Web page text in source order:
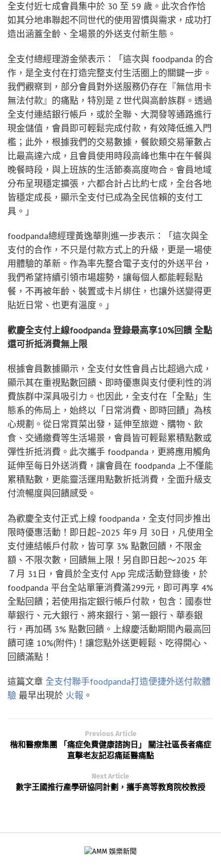
全支付近七成會員集中於 30 至 59 歲。此次合作恰
如其分地串聯起不同世代的使用習慣與需求，成功打
造出涵蓋全齡、全場景的外送支付新生態。
全支付總經理游金榮表示：「這次與 foodpanda 的合
作，是全支付在打造完整支付生活圈上的關鍵一步。
我們觀察到，部分會員對外送服務仍存在『無信用卡
無法付款』的痛點，特別是 Z 世代與高齡族群。透過
全支付連結銀行帳戶，或於全聯、大潤發等通路進行
現金儲值，會員即可輕鬆完成付款，有效降低進入門
檻；此外，根據我們的交易數據，餐飲類交易筆數占
比最高達六成，且會員使用時段高峰也集中在午餐與
晚餐時段，與上班族的生活節奏高度吻合。會員地域
分布呈現穩定擴張，六都合計占比約七成，全台各地
皆穩定成長，顯示全支付已成為全民信賴的支付工
具。」
foodpanda總經理黃逸華則進一步表示：「這次與全
支付的合作，不只是付款方式上的升級，更是一場使
用體驗的革新。作為率先整合電子支付的外送平台，
我們希望持續引領市場趨勢，讓每個人都能輕鬆點
餐，不再被年齡、裝置或卡片綁住，也讓外送變得更
貼近日常、也更有溫度。」
歡慶全支付上線foodpanda 登錄最高享10%回饋 全點
還可折抵消費無上限
根據會員數據顯示，全支付女性會員占比超過六成，
顯示其在重視點數回饋、即時優惠與支付便利性的消
費族群中深具吸引力。也因此，全支付在「全點」生
態系的佈局上，始終以「日常消費、即時回饋」為核
心規劃。從日常買菜出發，延伸至旅遊、購物、飲
食、交通繳費等生活場景，會員皆可輕鬆累積點數或
彈性折抵消費。此次攜手 foodpanda，更將應用觸角
延伸至每日外送消費，讓會員在 foodpanda 上不僅能
累積點數，更能靈活運用點數折抵消費，全面升級支
付流暢度與回饋感受。
為歡慶全支付正式上線 foodpanda，全支付同步推出
限時優惠活動！即日起~2025 年9 月 30日，凡使用全
支付連結帳戶付款，皆可享 3% 點數回饋，不限金
額、不限次數，回饋無上限！另自即日起～2025 年
７月 31日，會員於全支付 App 完成活動登錄後，於
foodpanda 平台全站單筆消費滿299元，即可再享 4%
全點回饋；若使用指定銀行帳戶付款，包含：國泰世
華銀行、元大銀行、將來銀行、第一銀行、華泰銀
行，再加碼 3% 點數回饋。上線慶活動期間內最高回
饋可達 10%(附件)！讓您點外送更輕鬆、吃得開心、
回饋滿點！
這篇文章 全支付聯手foodpanda打造便捷外送付款體
驗 最早出現於 火報 。
Previous Article
楷和醫療集團 「痛症免費健康諮詢日」 關注社區長者痛症
直擊老友記忍痛延醫痛點
Next Article
數字王國推行產學研協同計劃，攜手高等教育院校教授